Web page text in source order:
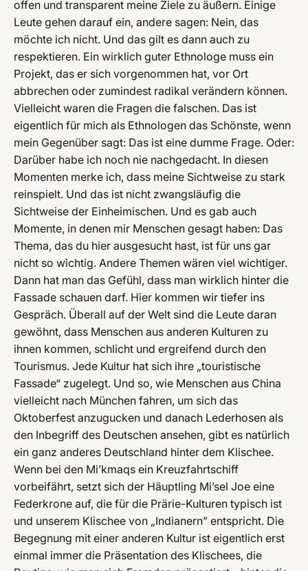
offen und transparent meine Ziele zu äußern. Einige
Leute gehen darauf ein, andere sagen: Nein, das
möchte ich nicht. Und das gilt es dann auch zu
respektieren. Ein wirklich guter Ethnologe muss ein
Projekt, das er sich vorgenommen hat, vor Ort
abbrechen oder zumindest radikal verändern können.
Vielleicht waren die Fragen die falschen. Das ist
eigentlich für mich als Ethnologen das Schönste, wenn
mein Gegenüber sagt: Das ist eine dumme Frage. Oder:
Darüber habe ich noch nie nachgedacht. In diesen
Momenten merke ich, dass meine Sichtweise zu stark
reinspielt. Und das ist nicht zwangsläufig die
Sichtweise der Einheimischen. Und es gab auch
Momente, in denen mir Menschen gesagt haben: Das
Thema, das du hier ausgesucht hast, ist für uns gar
nicht so wichtig. Andere Themen wären viel wichtiger.
Dann hat man das Gefühl, dass man wirklich hinter die
Fassade schauen darf. Hier kommen wir tiefer ins
Gespräch. Überall auf der Welt sind die Leute daran
gewöhnt, dass Menschen aus anderen Kulturen zu
ihnen kommen, schlicht und ergreifend durch den
Tourismus. Jede Kultur hat sich ihre „touristische
Fassade“ zugelegt. Und so, wie Menschen aus China
vielleicht nach München fahren, um sich das
Oktoberfest anzugucken und danach Lederhosen als
den Inbegriff des Deutschen ansehen, gibt es natürlich
ein ganz anderes Deutschland hinter dem Klischee.
Wenn bei den Mi’kmaqs ein Kreuzfahrtschiff
vorbeifährt, setzt sich der Häuptling Mi’sel Joe eine
Federkrone auf, die für die Prärie-Kulturen typisch ist
und unserem Klischee von „Indianern” entspricht. Die
Begegnung mit einer anderen Kultur ist eigentlich erst
einmal immer die Präsentation des Klischees, die